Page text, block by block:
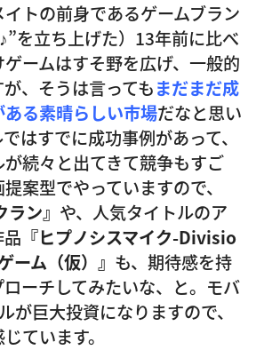
トの前身であるゲームブラン
を立ち上げた）13年前に比べ
ームはすそ野を広げ、一般的
、そうは言ってもまだまだ成
る素晴らしい市場だなと思い
はすでに成功事例があって、
が続々と出てきて競争もすご
案型でやっていますので、
ン』 や、人気タイトルのア
『ヒプノシスマイク-Divisio
ム（仮）』 も、期待感を持
ーチしてみたいな、と。モバ
が巨大投資になりますので、
ています。